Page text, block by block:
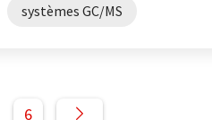
systèmes GC/MS
6